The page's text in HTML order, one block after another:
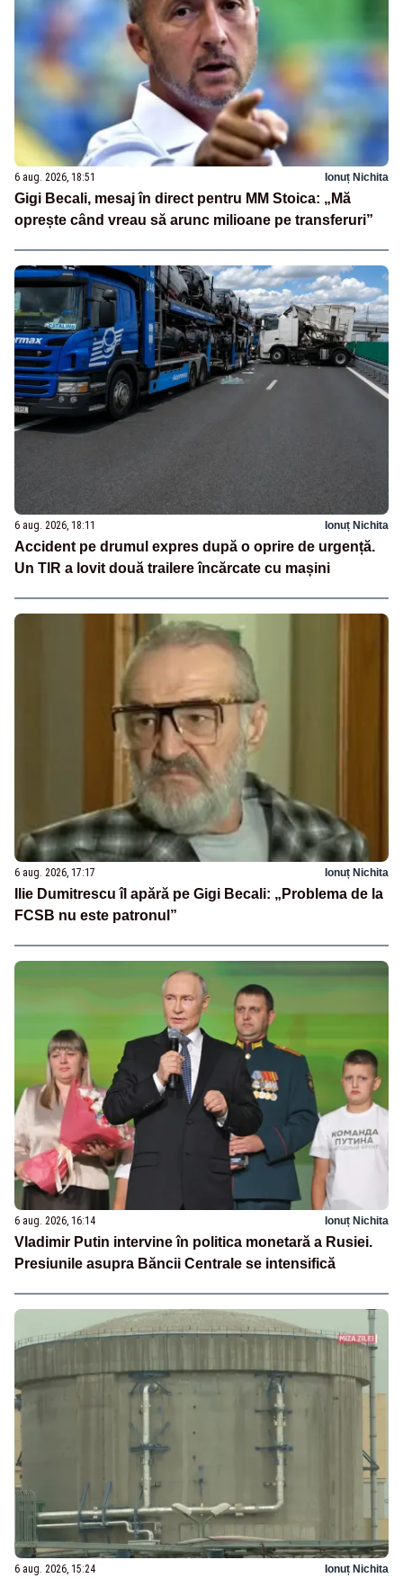
6 aug. 2026, 18:51 Ionuț Nichita
Gigi Becali, mesaj în direct pentru MM Stoica: „Mă
oprește când vreau să arunc milioane pe transferuri”
6 aug. 2026, 18:11 Ionuț Nichita
Accident pe drumul expres după o oprire de urgență.
Un TIR a lovit două trailere încărcate cu mașini
6 aug. 2026, 17:17 Ionuț Nichita
Ilie Dumitrescu îl apără pe Gigi Becali: „Problema de la
FCSB nu este patronul”
6 aug. 2026, 16:14 Ionuț Nichita
Vladimir Putin intervine în politica monetară a Rusiei.
Presiunile asupra Băncii Centrale se intensifică
6 aug. 2026, 15:24 Ionuț Nichita